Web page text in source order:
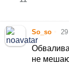
So_so
не